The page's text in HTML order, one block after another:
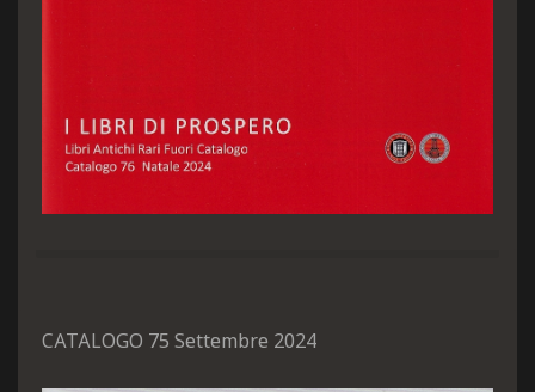
CATALOGO 75 Settembre 2024